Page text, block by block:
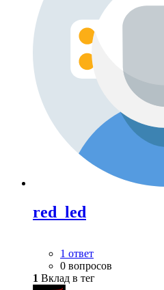
red_led
1 ответ
0 вопросов
1 Вклад в тег